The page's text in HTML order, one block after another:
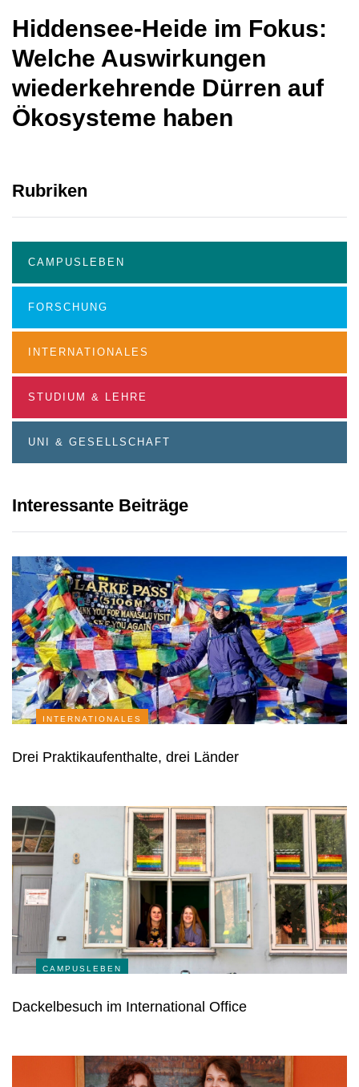
Hiddensee-Heide im Fokus:
Welche Auswirkungen
wiederkehrende Dürren auf
Ökosysteme haben
Rubriken
CAMPUSLEBEN
FORSCHUNG
INTERNATIONALES
STUDIUM & LEHRE
UNI & GESELLSCHAFT
Interessante Beiträge
INTERNATIONALES
Drei Praktikaufenthalte, drei Länder
CAMPUSLEBEN
Dackelbesuch im International Office